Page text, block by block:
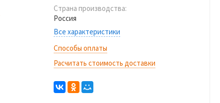
Страна производства:
Россия
Все характеристики
Способы оплаты
Расчитать стоимость доставки